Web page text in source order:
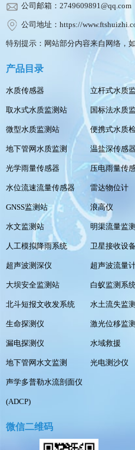
公司邮箱：2749609891@qq.com
公司地址：https://
特别提示：网站部分内容来自网络，
产品目录
水质传感器 立杆式水质
取水式水质监测站 国标法水质
微型水质监测站 便携式水质
地下管网水质监测 温盐深传感
光学雨量传感器 压电雨量传
水位流速流量传感器 雷达物位计
GNSS监测站 浪高仪
水文监测站 明渠流量监
人工模拟降雨系统 卫星接收设备
超声波测深仪 超声波流量
大坝安全监测站 白蚁监测系
北斗短报文收发系统 水土流失监
生命探测仪 激光位移监
漏电探测仪 水域救援
地下管网水文监测 光电测沙仪
声学多普勒水流剖面仪
(ADCP)
微信二维码